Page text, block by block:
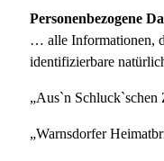
Personenbezogene
… alle Informationen,
identifizierbare
„Aus`n
„Warnsdorfer